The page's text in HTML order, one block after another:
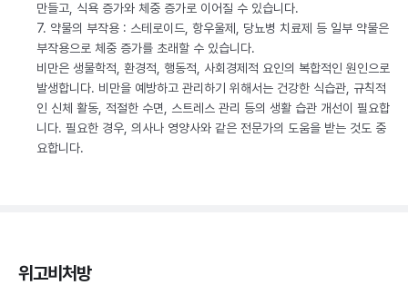
만들고, 식욕 증가와 체중 증가로 이어질 수 있습니다.
7. 약물의 부작용 : 스테로이드, 항우울제, 당뇨병 치료제 등 일부 약물은
부작용으로 체중 증가를 초래할 수 있습니다.
비만은 생물학적, 환경적, 행동적, 사회경제적 요인의 복합적인 원인으로
발생합니다. 비만을 예방하고 관리하기 위해서는 건강한 식습관, 규칙적
인 신체 활동, 적절한 수면, 스트레스 관리 등의 생활 습관 개선이 필요합
니다. 필요한 경우, 의사나 영양사와 같은 전문가의 도움을 받는 것도 중
요합니다.
위고비처방